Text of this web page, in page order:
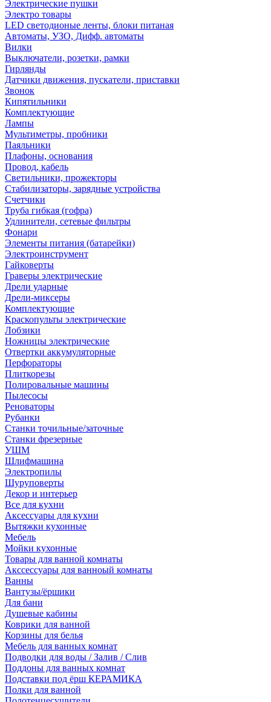
Электрические пушки
Электро товары
LED светодионые ленты, блоки питаная
Автоматы, УЗО, Дифф. автоматы
Вилки
Выключатели, розетки, рамки
Гирлянды
Датчики движения, пускатели, приставки
Звонок
Кипятильники
Комплектующие
Лампы
Мультиметры, пробники
Паяльники
Плафоны, основания
Провод, кабель
Светильники, прожекторы
Стабилизаторы, зарядные устройства
Счетчики
Труба гибкая (гофра)
Удлинители, сетевые фильтры
Фонари
Элементы питания (батарейки)
Электроинструмент
Гайковерты
Граверы электрические
Дрели ударные
Дрели-миксеры
Комплектующие
Краскопульты электрические
Лобзики
Ножницы электрические
Отвертки аккумуляторные
Перфораторы
Плиткорезы
Полировальные машины
Пылесосы
Реноваторы
Рубанки
Станки точильные/заточные
Станки фрезерные
УШМ
Шлифмашина
Электропилы
Шуруповерты
Декор и интерьер
Все для кухни
Аксессуары для кухни
Вытяжки кухонные
Мебель
Мойки кухонные
Товары для ванной комнаты
Акссессуары для ванноый комнаты
Ванны
Вантузы/ёршики
Для бани
Душевые кабины
Коврики для ванной
Корзины для белья
Мебель для ванных комнат
Подводки для воды / Залив / Слив
Поддоны для ванных комнат
Подставки под ёрш КЕРАМИКА
Полки для ванной